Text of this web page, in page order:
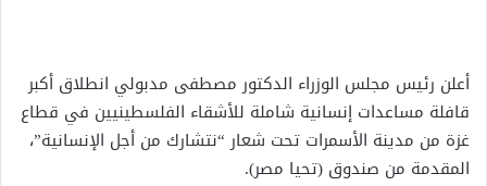
أعلن رئيس مجلس الوزراء الدكتور مصطفى مدبولي انطلاق أكبر
قافلة مساعدات إنسانية شاملة للأشقاء الفلسطينيين في قطاع
غزة من مدينة الأسمرات تحت شعار “نتشارك من أجل الإنسانية”،
المقدمة من صندوق (تحيا مصر).